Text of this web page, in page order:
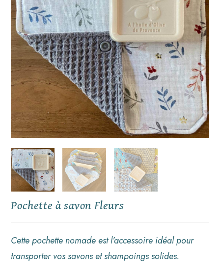
Pochette à savon Fleurs
Cette pochette nomade est l’accessoire idéal pour
transporter vos savons et shampoings solides.